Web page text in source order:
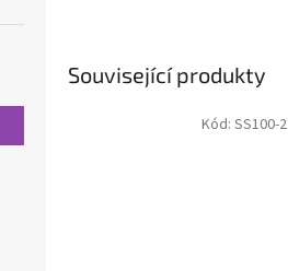
Související produkty
Kód: SS100-2